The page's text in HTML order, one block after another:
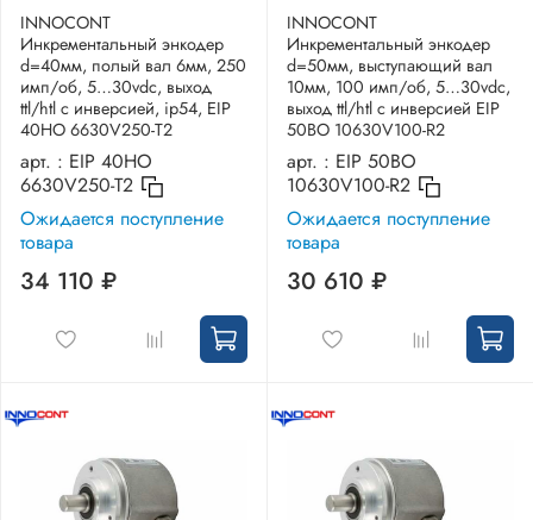
INNOCONT
Инкрементальный энкодер
d=40мм, полый вал 6мм, 250
имп/об, 5…30vdc, выход
ttl/htl с инверсией, ip54, EIP
40HO 6630V250-T2
арт. : EIP 40HO
6630V250-T2
Ожидается поступление
товара
34 110 ₽
INNOCONT
Инкрементальный энкодер
d=50мм, выступающий вал
10мм, 100 имп/об, 5…30vdc,
выход ttl/htl с инверсией EIP
50BO 10630V100-R2
арт. : EIP 50BO
10630V100-R2
Ожидается поступление
товара
30 610 ₽